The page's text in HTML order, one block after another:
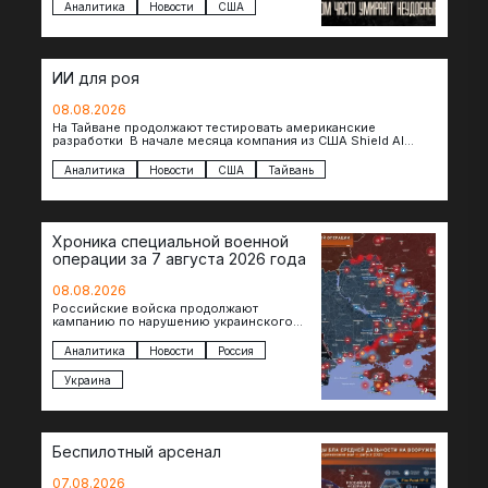
как официальные версии снова
оказываются удивительно похожими:
Аналитика Новости США
ИИ для роя
08.08.2026
На Тайване продолжают тестировать американские
разработки В начале месяца компания из США Shield AI
Аналитика Новости США Тайвань
Хроника специальной военной
операции за 7 августа 2026 года
08.08.2026
Российские войска продолжают
кампанию по нарушению украинского
сегодня атакованы еще по меньшей мере
два…
Аналитика Новости Россия
Украина
Беспилотный арсенал
07.08.2026